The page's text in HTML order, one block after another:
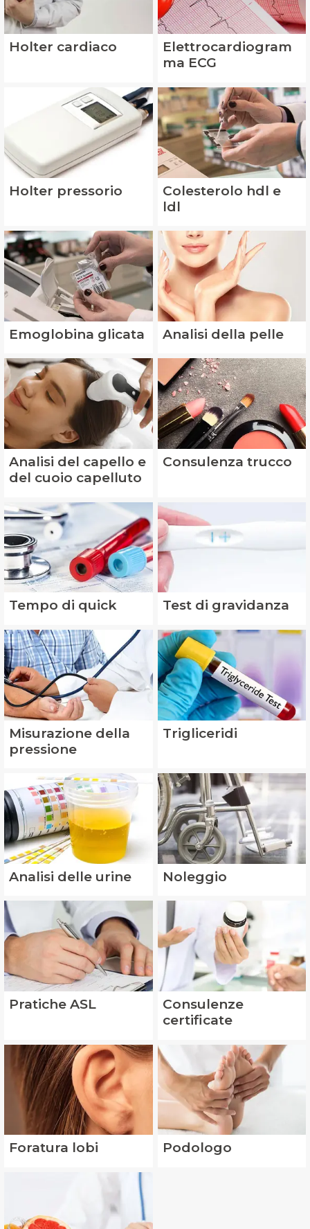
Holter cardiaco
Elettrocardiogram
ma ECG
Holter pressorio
Colesterolo hdl e
ldl
Emoglobina glicata Analisi della pelle
Analisi del capello e
del cuoio capelluto
Consulenza trucco
Tempo di quick Test di gravidanza
Misurazione della
pressione
Trigliceridi
Analisi delle urine Noleggio
Pratiche ASL
Consulenze
certificate
Foratura lobi Podologo